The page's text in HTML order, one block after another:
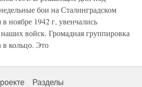
бои на Сталинградском
ноябре 1942 г, увенчались
войск. Громадная группировка
в кольцо. Это
Разделы